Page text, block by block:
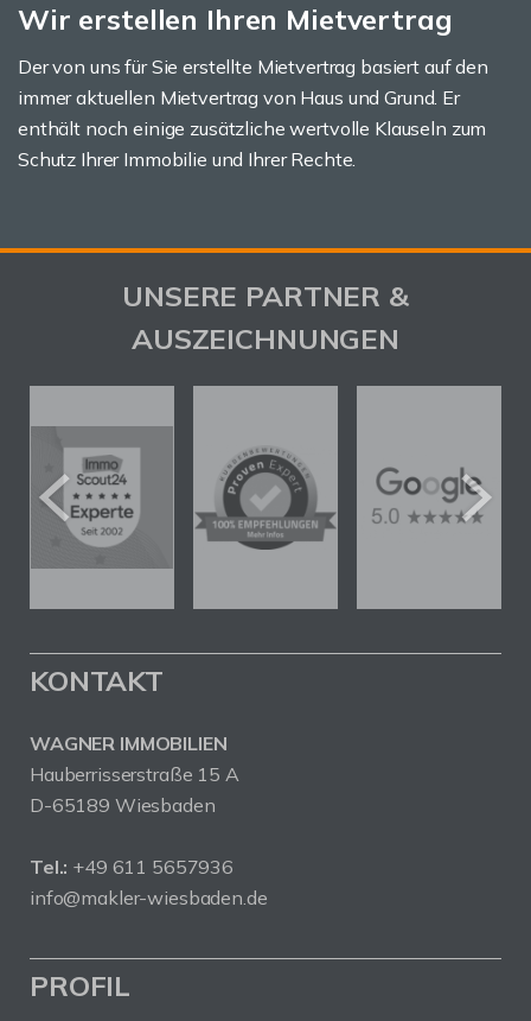
Wir erstellen Ihren Mietvertrag
Der von uns für Sie erstellte Mietvertrag basiert auf den
immer aktuellen Mietvertrag von Haus und Grund. Er
enthält noch einige zusätzliche wertvolle Klauseln zum
Schutz Ihrer Immobilie und Ihrer Rechte.
UNSERE PARTNER &
AUSZEICHNUNGEN
KONTAKT
WAGNER IMMOBILIEN
Hauberrisserstraße 15 A
D-65189 Wiesbaden
Tel.: +49 611 5657936
info@makler-wiesbaden.de
PROFIL